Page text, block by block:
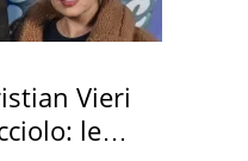
Vieri
le